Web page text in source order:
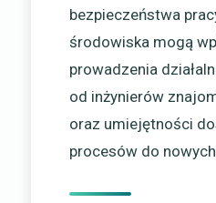
bezpieczeństwa
środowiska mogą
prowadzenia
od inżynierów
oraz umiejętności
procesów do